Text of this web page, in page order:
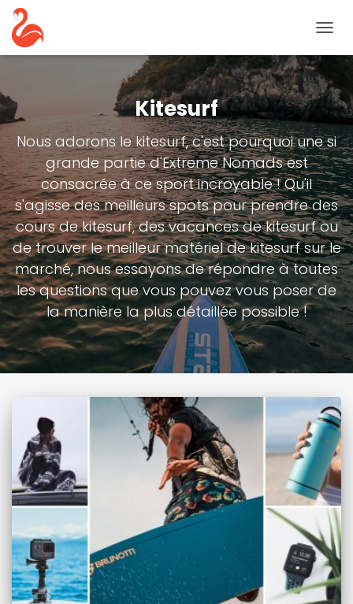
LA
Kitesurf
Nous adorons le kitesurf, c'est pourquoi une si
grande partie d'Extreme Nomads est
consacrée à ce sport incroyable ! Qu'il
s'agisse des meilleurs spots pour prendre des
cours de kitesurf, des vacances de kitesurf ou
de trouver le meilleur matériel de kitesurf sur le
marché, nous essayons de répondre à toutes
les questions que vous pouvez vous poser de
la manière la plus détaillée possible !